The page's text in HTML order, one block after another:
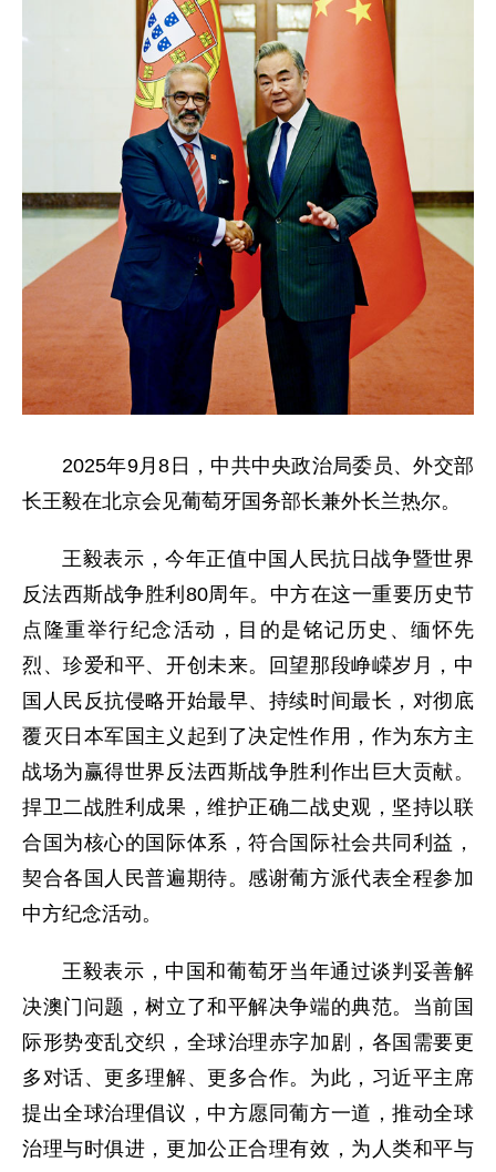
2025年9月8日，中共中央政治局委员、外交部
长王毅在北京会见葡萄牙国务部长兼外长兰热尔。
王毅表示，今年正值中国人民抗日战争暨世界
反法西斯战争胜利80周年。中方在这一重要历史节
点隆重举行纪念活动，目的是铭记历史、缅怀先
烈、珍爱和平、开创未来。回望那段峥嵘岁月，中
国人民反抗侵略开始最早、持续时间最长，对彻底
覆灭日本军国主义起到了决定性作用，作为东方主
战场为赢得世界反法西斯战争胜利作出巨大贡献。
捍卫二战胜利成果，维护正确二战史观，坚持以联
合国为核心的国际体系，符合国际社会共同利益，
契合各国人民普遍期待。感谢葡方派代表全程参加
中方纪念活动。
王毅表示，中国和葡萄牙当年通过谈判妥善解
决澳门问题，树立了和平解决争端的典范。当前国
际形势变乱交织，全球治理赤字加剧，各国需要更
多对话、更多理解、更多合作。为此，习近平主席
提出全球治理倡议，中方愿同葡方一道，推动全球
治理与时俱进，更加公正合理有效，为人类和平与